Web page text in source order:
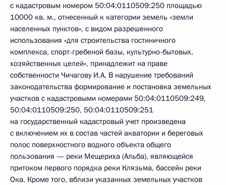
с кадастровым номером 50:04:0110509:250 площадью
10000 кв. м., отнесенный к категории земель «земли
населенных пунктов», с видом разрешенного
использования «для строительства гостиничного
комплекса, спорт-гребеной базы, культурно-бытовых,
хозяйственных целей», принадлежит на праве
собственности Чичагову И.А. В нарушение требований
законодательства формирование и постановка земельных
участков с кадастровыми номерами 50:04:0110509:249,
50:04:0110509:250, 50:04:0110509:251
на государственный кадастровый учет произведена
с включением их в состав частей акватории и береговых
полос поверхностного водного объекта общего
пользования — реки Мещериха (Альба), являющейся
притоком первого порядка реки Клязьма, бассейн реки
Ока. Кроме того, вблизи указанных земельных участков